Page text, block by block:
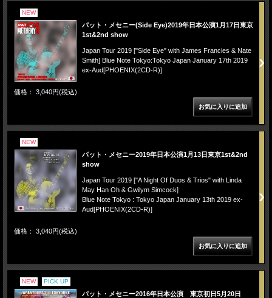
NEW
パット・メセニー(Side Eye)2019年日本公演1月17日東京
1st&2nd show
Japan Tour 2019 ["Side Eye" with James Francies & Nate
Smith] Blue Note Tokyo:Tokyo Japan January 17th 2019
ex-Aud[PHOENIX(2CD-R)]
価格： 3,040円(税込)
NEW
パット・メセニー2019年日本公演1月13日東京1st&2nd
show
Japan Tour 2019 ["A Night Of Duos & Trios" with Linda
May Han Oh & Gwilym Simcock]
Blue Note Tokyo : Tokyo Japan January 13th 2019 ex-
Aud[PHOENIX(2CD-R)]
価格： 3,040円(税込)
NEW PICK UP
パット・メセニー2016年日本公演 東京初日5月20日